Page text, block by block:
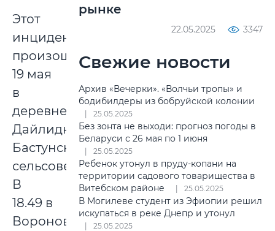
Этот
инцидент
произошел
19 мая
в
деревне
Дайлидки
Бастунского
сельсовета.
В
18.49 в
Вороновский
рынке
22.05.2025 3347
Свежие новости
Архив «Вечерки». «Волчьи тропы» и
бодибилдеры из бобруйской колонии
25.05.2025
Без зонта не выходи: прогноз погоды в
Беларуси с 26 мая по 1 июня
25.05.2025
Ребенок утонул в пруду-копани на
территории садового товарищества в
Витебском районе
25.05.2025
В Могилеве студент из Эфиопии решил
искупаться в реке Днепр и утонул
25.05.2025